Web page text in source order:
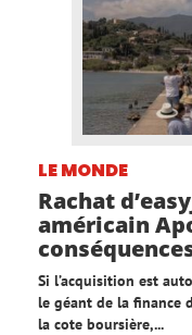
LE MONDE
Rachat
américain
Si l’acquisition est
le géant de la finance
la cote boursière,...